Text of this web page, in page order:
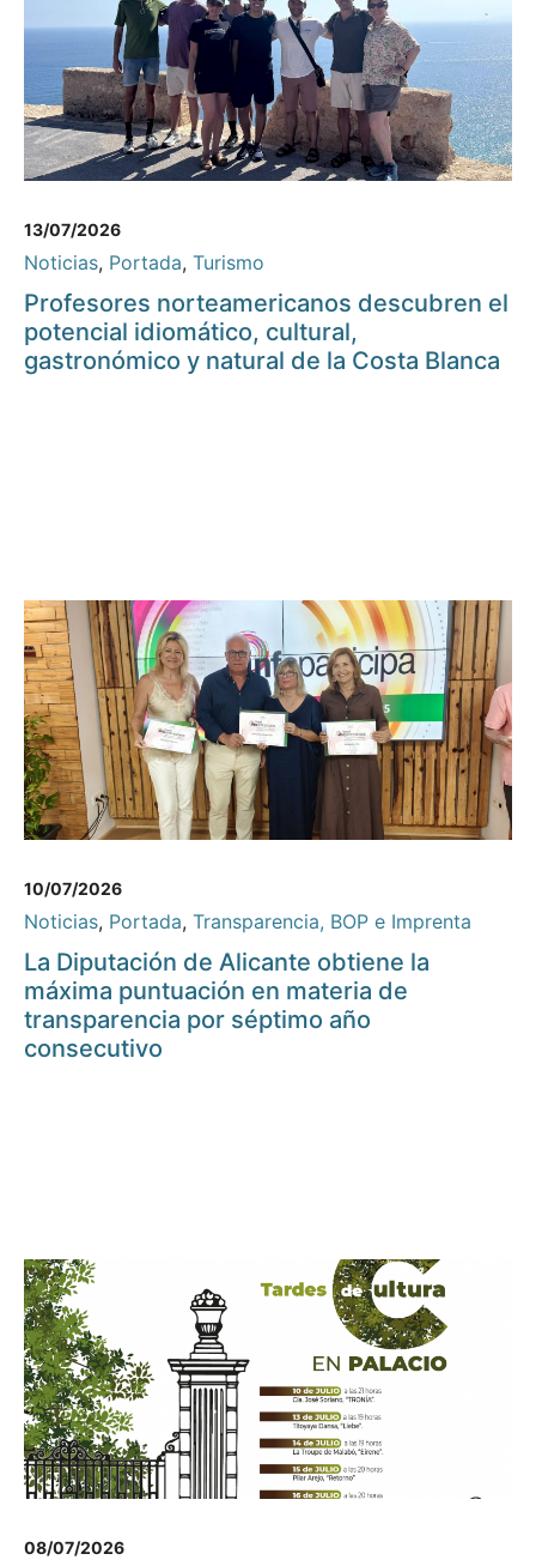
13/07/2026
Noticias, Portada, Turismo
Profesores norteamericanos descubren el
potencial idiomático, cultural,
gastronómico y natural de la Costa Blanca
10/07/2026
Noticias, Portada, Transparencia, BOP e Imprenta
La Diputación de Alicante obtiene la
máxima puntuación en materia de
transparencia por séptimo año
consecutivo
08/07/2026